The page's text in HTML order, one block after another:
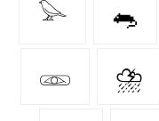
𓅪 🐀
𓁽 ⛈️